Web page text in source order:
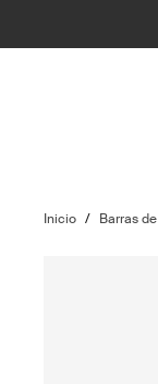
Inicio / Barras